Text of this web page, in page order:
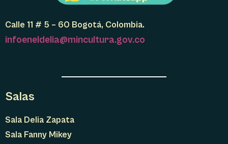
Calle 11 # 5 – 60 Bogotá, Colombia.
infoeneldelia@mincultura.gov.co
Salas
Sala Delia Zapata
Sala Fanny Mikey